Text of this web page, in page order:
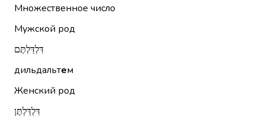
Множественное число
Мужской род
דִּלְדַּלְתֶּם
дильдальтем
Женский род
דִּלְדַּלְתֶּן